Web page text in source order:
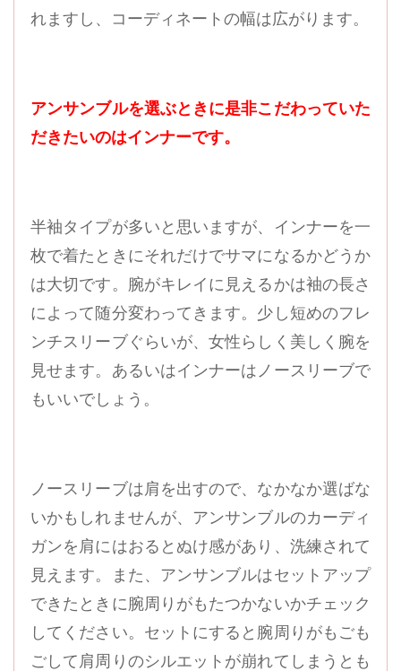
れますし、コーディネートの幅は広がります。
アンサンブルを選ぶときに是非こだわっていた
だきたいのはインナーです。
半袖タイプが多いと思いますが、インナーを一
枚で着たときにそれだけでサマになるかどうか
は大切です。腕がキレイに見えるかは袖の長さ
によって随分変わってきます。少し短めのフレ
ンチスリーブぐらいが、女性らしく美しく腕を
見せます。あるいはインナーはノースリーブで
もいいでしょう。
ノースリーブは肩を出すので、なかなか選ばな
いかもしれませんが、アンサンブルのカーディ
ガンを肩にはおるとぬけ感があり、洗練されて
見えます。また、アンサンブルはセットアップ
できたときに腕周りがもたつかないかチェック
してください。セットにすると腕周りがもごも
ごして肩周りのシルエットが崩れてしまうとも